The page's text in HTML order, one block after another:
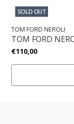
SOLD OUT
TOM FORD NEROLI
TOM FORD
€110,00